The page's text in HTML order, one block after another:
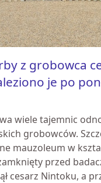
z grobowca
je po
wiele tajemnic
grobowców.
mauzoleum w
przed
cesarz Nintoku, a